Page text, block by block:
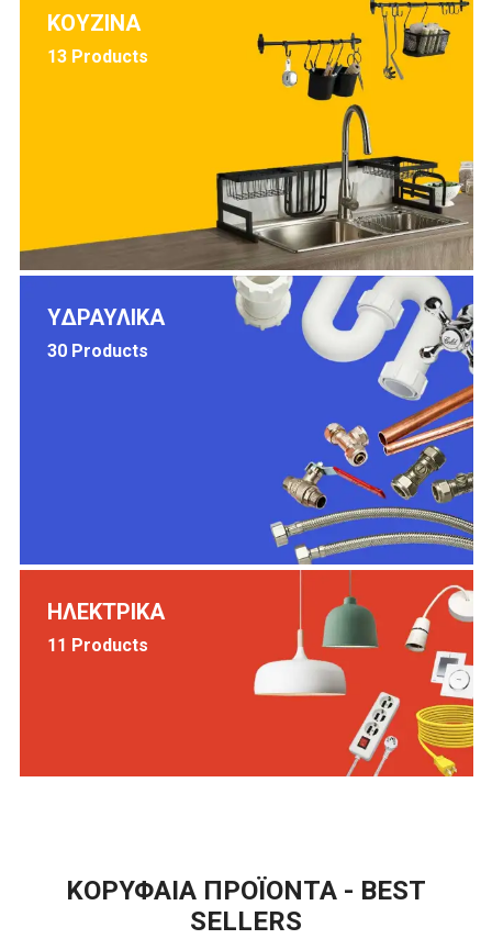
ΚΟΥΖΙΝΑ
13 Products
ΥΔΡΑΥΛΙΚΑ
30 Products
ΗΛΕΚΤΡΙΚΑ
11 Products
ΚΟΡΥΦΑΙΑ ΠΡΟΪΟΝΤΑ - BEST
SELLERS